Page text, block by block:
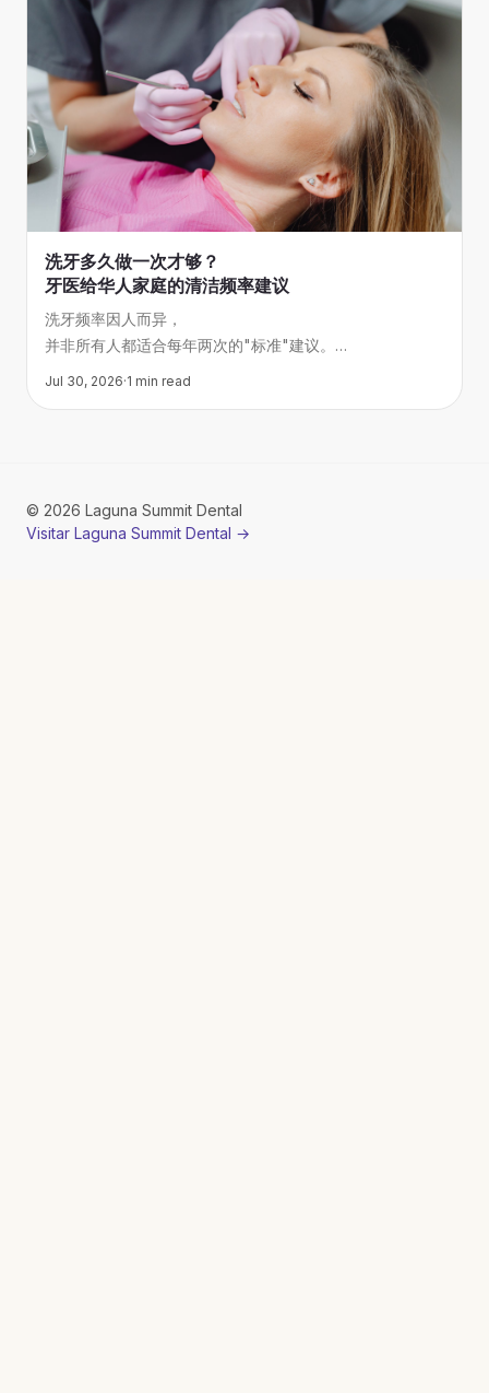
洗牙多久做一次才够？
牙医给华人家庭的清洁频率建议
洗牙频率因人而异，
并非所有人都适合每年两次的"标准"建议。
Jul 30, 2026·1 min read
© 2026 Laguna Summit Dental
Visitar Laguna Summit Dental →